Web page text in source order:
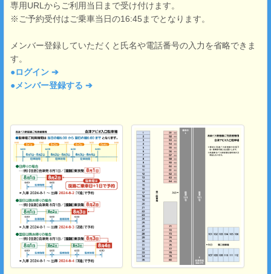
専用URLからご利用当日まで受け付けます。
※ご予約受付はご乗車当日の16:45までとなります。
メンバー登録していただくと氏名や電話番号の入力を省略できま
す。
●ログイン ➔
●メンバー登録する ➔